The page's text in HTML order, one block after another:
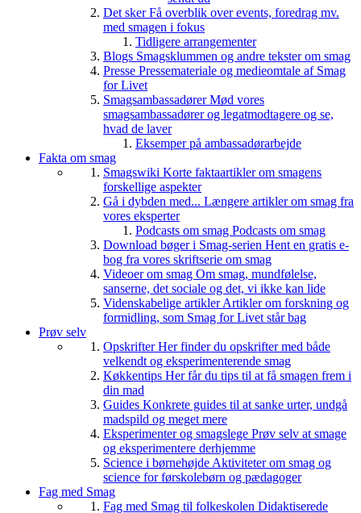
Det skerFå overblik over events, foredrag mv.
med smagen i fokus
Tidligere arrangementer
Blogs Smagsklummen og andre tekster om smag
Presse Pressemateriale og medieomtale af Smag
for Livet
SmagsambassadørerMød vores
smagsambassadører og legatmodtagere og se,
hvad de laver
Eksemper på ambassadørarbejde
Fakta om smag
Smagswiki Korte faktaartikler om smagens
forskellige aspekter
Gå i dybden med... Længere artikler om smag fra
vores eksperter
Podcasts om smag Podcasts om smag
Download bøger i Smag-serien Hent en gratis e-
bog fra vores skriftserie om smag
Videoer om smag Om smag, mundfølelse,
sanserne, det sociale og det, vi ikke kan lide
Videnskabelige artiklerArtikler om forskning og
formidling, som Smag for Livet står bag
Prøv selv
OpskrifterHer finder du opskrifter med både
velkendt og eksperimenterende smag
Køkkentips Her får du tips til at få smagen frem i
din mad
Guides Konkrete guides til at sanke urter, undgå
madspild og meget mere
Eksperimenter og smagslege Prøv selv at smage
og eksperimentere derhjemme
Science i børnehøjde Aktiviteter om smag og
science for førskolebørn og pædagoger
Fag med Smag
Fag med Smag til folkeskolen Didaktiserede